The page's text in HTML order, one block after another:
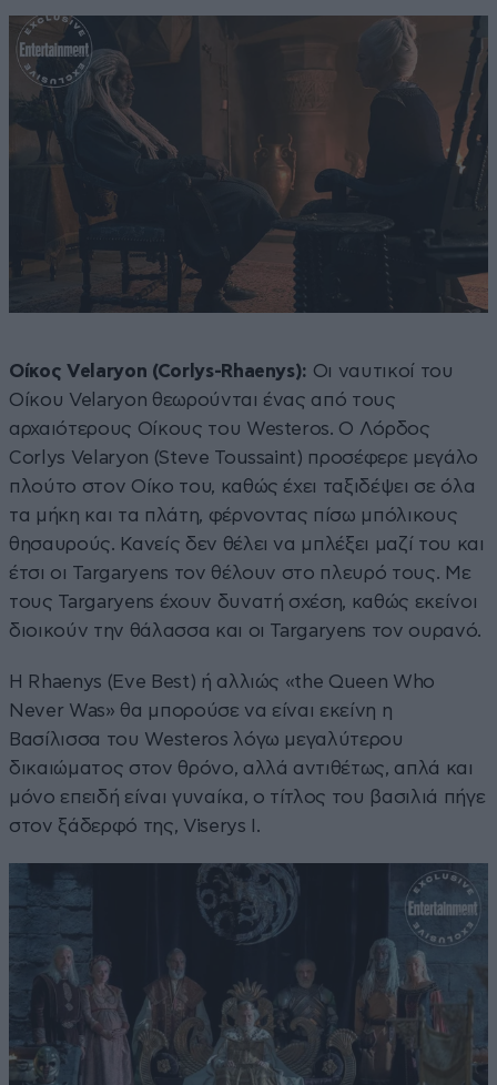
Οίκος Velaryon (Corlys-Rhaenys): Οι ναυτικοί του
Οίκου Velaryon θεωρούνται ένας από τους
αρχαιότερους Οίκους του Westeros. Ο Λόρδος
Corlys Velaryon (Steve Toussaint) προσέφερε μεγάλο
πλούτο στον Οίκο του, καθώς έχει ταξιδέψει σε όλα
τα μήκη και τα πλάτη, φέρνοντας πίσω μπόλικους
θησαυρούς. Κανείς δεν θέλει να μπλέξει μαζί του και
έτσι οι Targaryens τον θέλουν στο πλευρό τους. Με
τους Targaryens έχουν δυνατή σχέση, καθώς εκείνοι
διοικούν την θάλασσα και οι Targaryens τον ουρανό.
Η Rhaenys (Eve Best) ή αλλιώς «the Queen Who
Never Was» θα μπορούσε να είναι εκείνη η
Βασίλισσα του Westeros λόγω μεγαλύτερου
δικαιώματος στον θρόνο, αλλά αντιθέτως, απλά και
μόνο επειδή είναι γυναίκα, ο τίτλος του βασιλιά πήγε
στον ξάδερφό της, Viserys I.